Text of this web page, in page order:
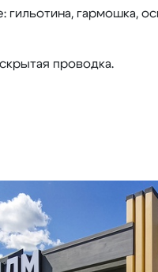
гильотина, гармошка,
проводка.